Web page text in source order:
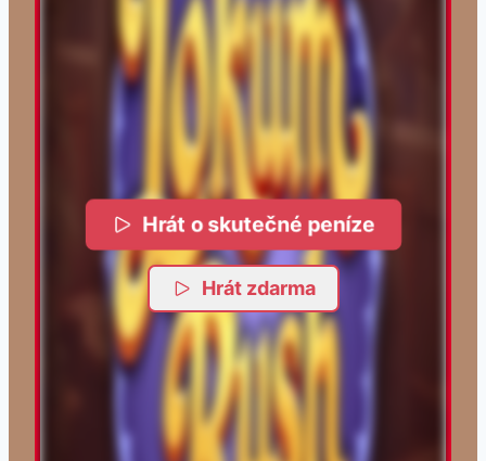
Hrát o skutečné peníze
Hrát zdarma